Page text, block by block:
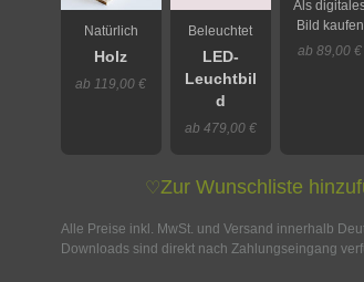
Natürlich
Holz
ab 119,00 €
Beleuchtet
LED-
Leuchtbil
d
ab 479,00 €
Als
Bild kaufen
ab 89,00 €
♡Zur Wunschliste
Alle Preise inkl. MwSt. und Versand innerhalb
Downloads sind direkt nach Zahlungseingang